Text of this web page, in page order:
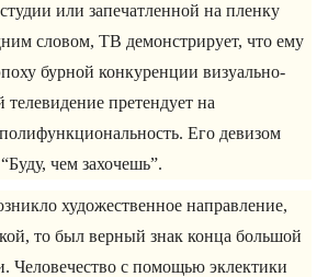
или запечатленной на пленку
словом, ТВ демонстрирует, что ему
бурной конкуренции визуально-
претендует на
Его девизом
чем захочешь”.
художественное направление,
то был верный знак конца большой
Человечество с помощью эклектики